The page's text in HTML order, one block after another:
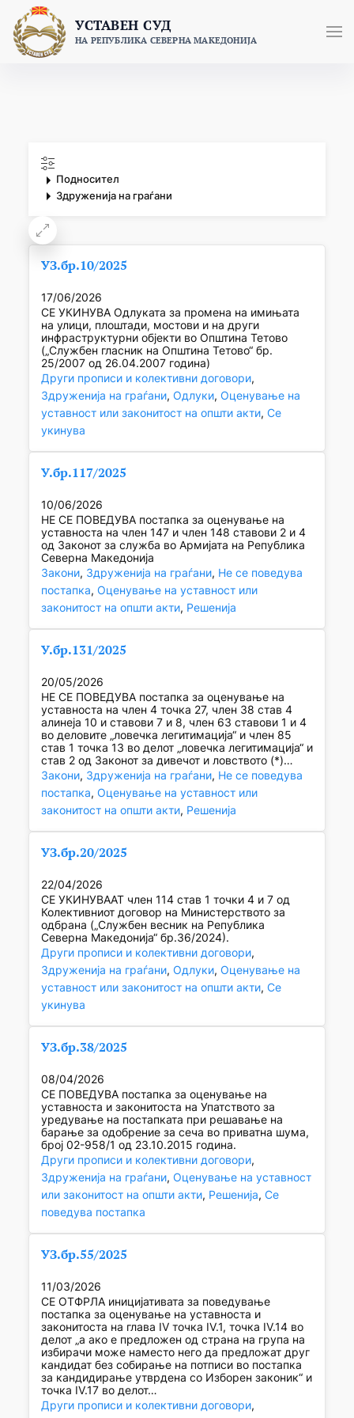
content
УСТАВЕН СУД
НА РЕПУБЛИКА СЕВЕРНА МАКЕДОНИЈА
Подносител
Здруженија на граѓани
УЗ.бр.10/2025
17/06/2026
СЕ УКИНУВА Одлуката за промена на имињата
на улици, плоштади, мостови и на други
инфраструктурни објекти во Општина Тетово
(„Службен гласник на Општина Тетово“ бр.
25/2007 од 26.04.2007 година)
Други прописи и колективни договори
Здруженија на граѓани, Одлуки, Оценување на
уставност или законитост на општи акти, Се
укинува
У.бр.117/2025
10/06/2026
НЕ СЕ ПОВЕДУВА постапка за оценување на
уставноста на член 147 и член 148 ставови 2 и 4
од Законот за служба во Армијата на Република
Северна Македонија
Закони, Здруженија на граѓани, Не се поведува
постапка, Оценување на уставност или
законитост на општи акти, Решенија
У.бр.131/2025
20/05/2026
НЕ СЕ ПОВЕДУВА постапка за оценување на
уставноста на член 4 точка 27, член 38 став 4
алинеја 10 и ставови 7 и 8, член 63 ставови 1 и 4
во деловите „ловечка легитимација“ и член 85
став 1 точка 13 во делот „ловечка легитимација“ и
став 2 од Законот за дивечот и ловството (*)…
Закони, Здруженија на граѓани, Не се поведува
постапка, Оценување на уставност или
законитост на општи акти, Решенија
УЗ.бр.20/2025
22/04/2026
СЕ УКИНУВААТ член 114 став 1 точки 4 и 7 од
Колективниот договор на Министерството за
одбрана („Службен весник на Република
Северна Македонија“ бр.36/2024).
Други прописи и колективни договори
Здруженија на граѓани, Одлуки, Оценување на
уставност или законитост на општи акти, Се
укинува
УЗ.бр.38/2025
08/04/2026
СЕ ПОВЕДУВА постапка за оценување на
уставноста и законитоста на Упатството за
уредување на постапката при решавање на
барање за одобрение за сеча во приватна шума,
број 02-958/1 од 23.10.2015 година.
Други прописи и колективни договори
Здруженија на граѓани, Оценување на уставност
или законитост на општи акти, Решенија, Се
поведува постапка
УЗ.бр.55/2025
11/03/2026
СЕ ОТФРЛА иницијативата за поведување
постапка за оценување на уставноста и
законитоста на глава IV точка IV.1, точка IV.14 во
делот „а ако е предложен од страна на група на
избирачи може наместо него да предложат друг
кандидат без собирање на потписи во постапка
за кандидирање утврдена со Изборен законик“ и
точка IV.17 во делот…
Други прописи и колективни договори